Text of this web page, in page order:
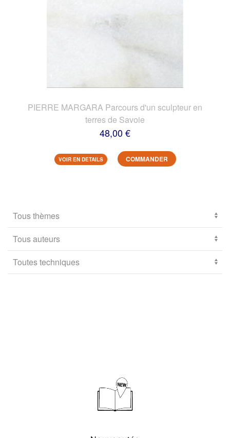
PIERRE MARGARA Parcours d'un sculpteur en
terres de Savoie
48,00 €
VOIR EN DETAILS COMMANDER